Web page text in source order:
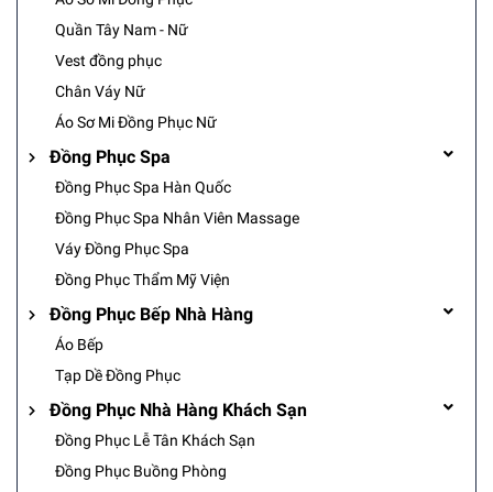
Quần Tây Nam - Nữ
Vest đồng phục
Chân Váy Nữ
Áo Sơ Mi Đồng Phục Nữ
Đồng Phục Spa
Đồng Phục Spa Hàn Quốc
Đồng Phục Spa Nhân Viên Massage
Váy Đồng Phục Spa
Đồng Phục Thẩm Mỹ Viện
Đồng Phục Bếp Nhà Hàng
Áo Bếp
Tạp Dề Đồng Phục
Đồng Phục Nhà Hàng Khách Sạn
Đồng Phục Lễ Tân Khách Sạn
Đồng Phục Buồng Phòng